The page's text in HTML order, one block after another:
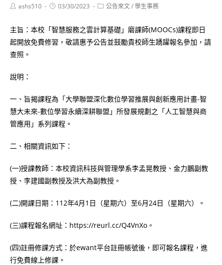
Postashs510
Post03/30/2023
Post公告來文/學生事務
主旨：本校「智慧服務之雲計算基礎」磨課師(MOOCs)課程即日
起開放免費修習，敬請惠予公告並鼓勵貴校師生踴躍報名參加，請
查照。
說明：
一、旨揭課程為「大學聯盟深化數位學習推展與創新應用計畫-智
慧大未來-數位學習永續深耕聯盟」所發展規劃之「人工智慧與商
管應用」系列課程。
二、相關資訊如下：
(一)授課教師：本校資訊科技與管理學系李孟晃教授、金力鵬副教
授、李建國副教授及洪大為副教授。
(二)開課日期：112年4月1日（星期六）至6月24日（星期六）。
(三)課程報名網址：https://reurl.cc/Q4VnXo。
(四)註冊修課方式：於ewant平台註冊帳號後，即可報名課程，進
行免費線上修課。